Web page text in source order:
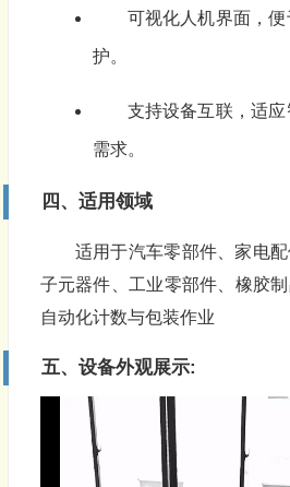
可视化人机界面，
护。
支持设备互联，适
需求。
四、适用领域
适用于汽车零部件、家电
子元器件、工业零部件、橡胶
自动化计数与包装作业
五、设备外观展示: